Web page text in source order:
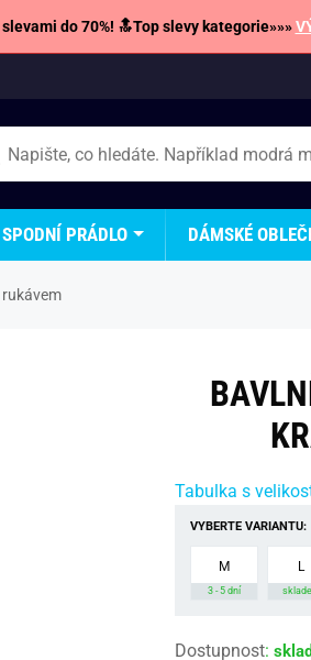
slevami do 70%! 🔝Top slevy kategorie»»»
PRÁDLO DÁMSKÉ
Tabulka s
VYBERTE VARIANTU:
M
3 - 5 dní
L
Dostupnost: